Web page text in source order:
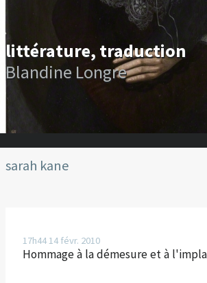
littérature, traduction
Blandine Longre
sarah kane
17h4414 févr. 2010
Hommage à la démesure et à